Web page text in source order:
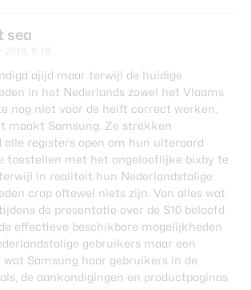
sea
ajijd maar terwijl de huidige
in het Nederlands zowel het Vlaams
nog niet voor de helft correct werken.
maakt Samsung. Ze strekken
alle registers open om hun uiteraard
toestellen met het ongelooflijke bixby te
in realiteit hun Nederlandstalige
crap oftewel niets zijn. Van alles wat
de presentatie over de S10 beloofd
effectieve beschikbare mogelijkheden
gebruikers maar een
wat Samsung haar gebruikers in de
de aankondigingen en productpaginas